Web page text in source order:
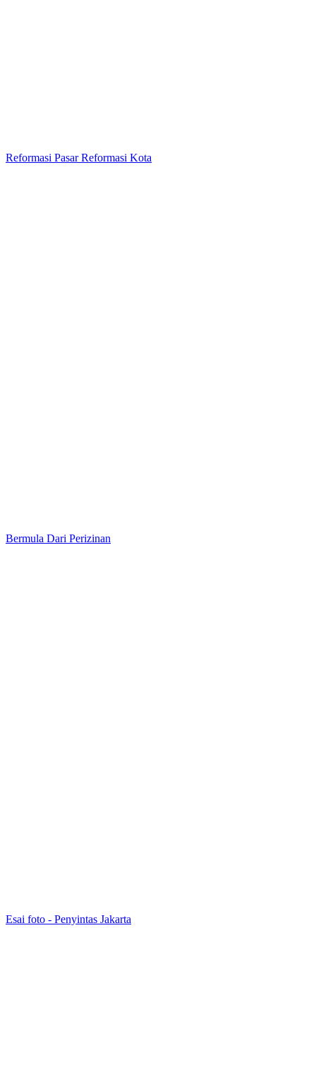
Reformasi Pasar Reformasi Kota
Bermula Dari Perizinan
Esai foto - Penyintas Jakarta